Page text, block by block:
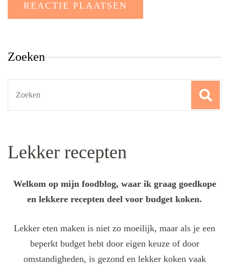
Zoeken
Lekker recepten
Welkom op mijn foodblog, waar ik graag goedkope
en lekkere recepten deel voor budget koken.
Lekker eten maken is niet zo moeilijk, maar als je een
beperkt budget hebt door eigen keuze of door
omstandigheden, is gezond en lekker koken vaak